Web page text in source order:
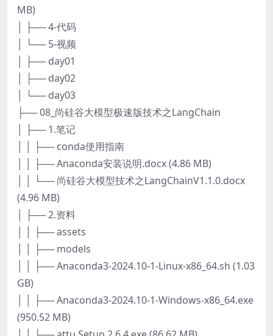
MB)
│ ├── 4-代码
│ └── 5-视频
│ ├── day01
│ ├── day02
│ └── day03
├── 08_尚硅谷大模型极速版技术之LangChain
│ ├── 1.笔记
│ │ ├── conda使用指南
│ │ ├── Anaconda安装说明.docx (4.86 MB)
│ │ └── 尚硅谷大模型技术之LangChainV1.1.0.docx
(4.96 MB)
│ ├── 2.资料
│ │ ├── assets
│ │ ├── models
│ │ ├── Anaconda3-2024.10-1-Linux-x86_64.sh (1.03
GB)
│ │ ├── Anaconda3-2024.10-1-Windows-x86_64.exe
(950.52 MB)